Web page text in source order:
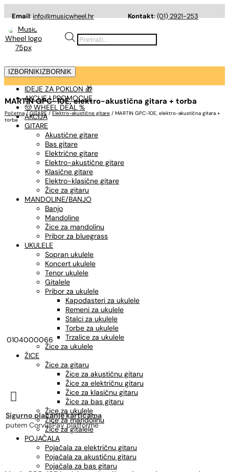
Email:info@musicwheel.hr Kontakt:(01) 2921-253
Products
search
IZBORNIK IZBORNIK
IDEJE ZA POKLON 🎁
AKCIJE I PROMOCIJE
🤠 WHEEL DEAL %
AKCIJA
GITARE
Akustične gitare
Bas gitare
Električne gitare
Elektro-akustične gitare
Klasične gitare
Elektro-klasične gitare
Žice za gitaru
MANDOLINE/BANJO
Banjo
Mandoline
Žice za mandolinu
Pribor za bluegrass
UKULELE
Sopran ukulele
Koncert ukulele
Tenor ukulele
Gitalele
Pribor za ukulele
Kapodasteri za ukulele
Remeni za ukulele
Stalci za ukulele
Torbe za ukulele
Trzalice za ukulele
Žice za ukulele
ŽICE
Žice za gitaru
Žice za akustičnu gitaru
Žice za električnu gitaru
Žice za klasičnu gitaru
Žice za bas gitaru
Žice za ukulele
Žice za mandolinu
Žice za gitalele
POJAČALA
Pojačala za električnu gitaru
Pojačala za akustičnu gitaru
Pojačala za bas gitaru
MARTIN GPC-10E, elektro-akustična gitara + torba
Početna / GITARE / Elektro-akustične gitare / MARTIN GPC-10E, elektro-akustična gitara +
torba
0104000066

Sigurno plaćanje karticama
putem CorvusPay platforme